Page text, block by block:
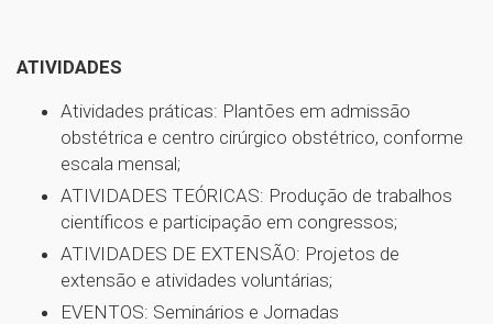
ATIVIDADES
Atividades práticas: Plantões em admissão
obstétrica e centro cirúrgico obstétrico, conforme
escala mensal;
ATIVIDADES TEÓRICAS: Produção de trabalhos
científicos e participação em congressos;
ATIVIDADES DE EXTENSÃO: Projetos de
extensão e atividades voluntárias;
EVENTOS: Seminários e Jornadas